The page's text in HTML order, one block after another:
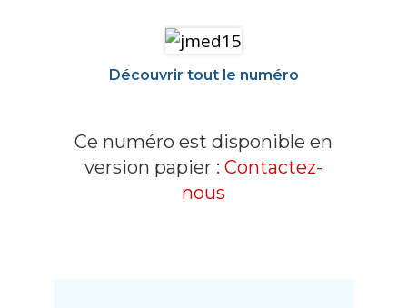
Découvrir tout le numéro
Ce numéro est disponible en
version papier : Contactez-
nous